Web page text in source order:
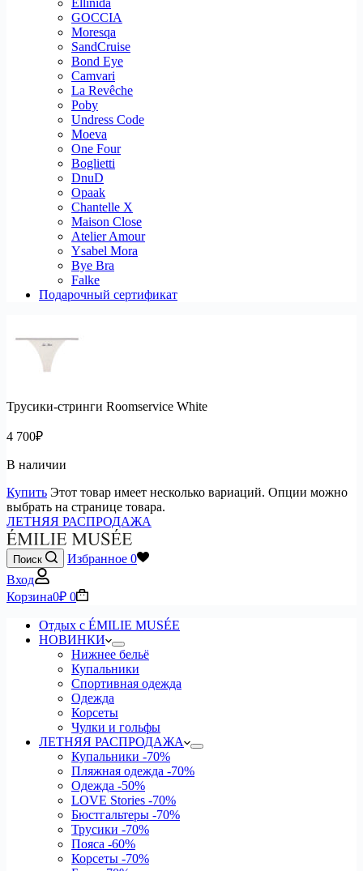
Ellinida
GOCCIA
Moresqa
SandCruise
Bond Eye
Camvari
La Revêche
Poby
Undress Code
Moeva
One Four
Boglietti
DnuD
Opaak
Chantelle X
Maison Close
Atelier Amour
Ysabel Mora
Bye Bra
Falke
Подарочный сертификат
Трусики-стринги Roomservice White
4 700₽
В наличии
Купить Этот товар имеет несколько вариаций. Опции можно
выбрать на странице товара.
ЛЕТНЯЯ РАСПРОДАЖА
Поиск Избранное 0
Вход
Корзина0₽ 0
Отдых с ÉMILIE MUSÉE
НОВИНКИ
Нижнее бельё
Купальники
Спортивная одежда
Одежда
Корсеты
Чулки и гольфы
ЛЕТНЯЯ РАСПРОДАЖА
Купальники -70%
Пляжная одежда -70%
Одежда -50%
LOVE Stories -70%
Бюстгальтеры -70%
Трусики -70%
Пояса -60%
Корсеты -70%